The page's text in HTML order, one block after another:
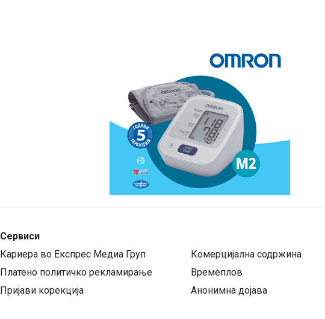
Сервиси
Кариера во Експрес Медиа Груп
Комерцијална содржина
Платено политичко рекламирање
Времеплов
Пријави корекција
Анонимна дојава